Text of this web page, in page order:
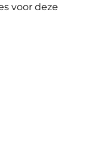
voor deze